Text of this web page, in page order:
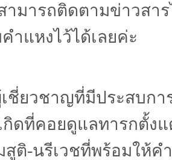
ารถติดตามข่าวสาร
ำแหงไว้ได้เลยค่ะ
ชี่ยวชาญที่มีประสบก
ดที่คอยดูแลทารกตั้ง
ติ-นรีเวชที่พร้อมให้